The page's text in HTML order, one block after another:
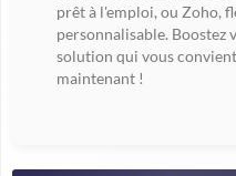
prêt à l'emploi, ou Zoho,
personnalisable.
solution qui vous
maintenant !